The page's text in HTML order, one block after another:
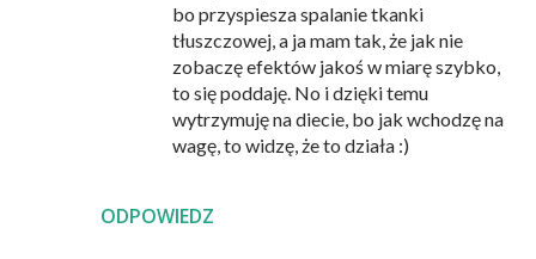
ODPOWIEDZ
bo przyspiesza spalanie tkanki
tłuszczowej, a ja mam tak, że jak nie
zobaczę efektów jakoś w miarę szybko,
to się poddaję. No i dzięki temu
wytrzymuję na diecie, bo jak wchodzę na
wagę, to widzę, że to działa :)